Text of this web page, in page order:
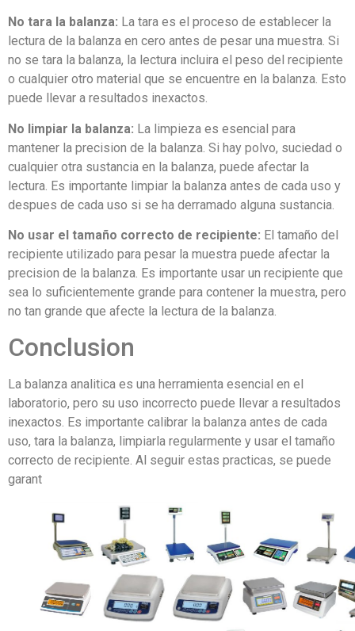
No tara la balanza: La tara es el proceso de establecer la
lectura de la balanza en cero antes de pesar una muestra. Si
no se tara la balanza, la lectura incluira el peso del recipiente
o cualquier otro material que se encuentre en la balanza. Esto
puede llevar a resultados inexactos.
No limpiar la balanza: La limpieza es esencial para
mantener la precision de la balanza. Si hay polvo, suciedad o
cualquier otra sustancia en la balanza, puede afectar la
lectura. Es importante limpiar la balanza antes de cada uso y
despues de cada uso si se ha derramado alguna sustancia.
No usar el tamaño correcto de recipiente: El tamaño del
recipiente utilizado para pesar la muestra puede afectar la
precision de la balanza. Es importante usar un recipiente que
sea lo suficientemente grande para contener la muestra, pero
no tan grande que afecte la lectura de la balanza.
Conclusion
La balanza analitica es una herramienta esencial en el
laboratorio, pero su uso incorrecto puede llevar a resultados
inexactos. Es importante calibrar la balanza antes de cada
uso, tara la balanza, limpiarla regularmente y usar el tamaño
correcto de recipiente. Al seguir estas practicas, se puede
garant